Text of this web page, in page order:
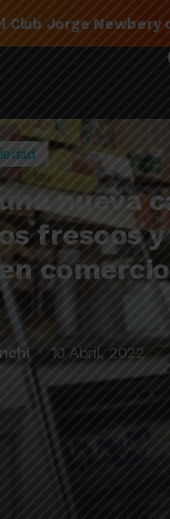
de la campaña de
nueva
frescos y
10 Abril, 2022